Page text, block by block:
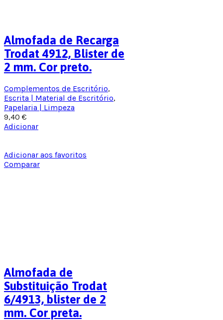
Adicionar aos favoritos
Comparar
Almofada de Recarga
Trodat 4912, Blister de
2 mm. Cor preto.
Complementos de Escritório,
Escrita | Material de Escritório,
Papelaria | Limpeza
9,40 €
Adicionar
Almofada de
Substituição Trodat
6/4913, blister de 2
mm. Cor preta.